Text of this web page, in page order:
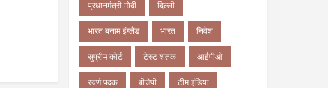
प्रधानमंत्री मोदी दिल्ली
भारत बनाम इंग्लैंड भारत निवेश
सुप्रीम कोर्ट टेस्ट शतक आईपीओ
स्वर्ण पदक बीजेपी टीम इंडिया